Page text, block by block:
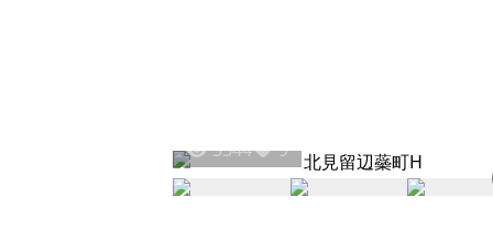
3544 9